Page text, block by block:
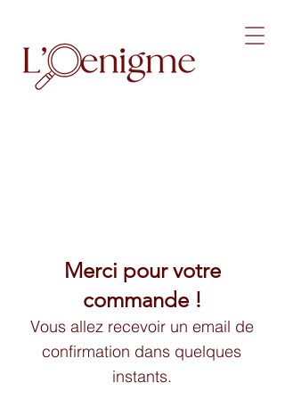
Merci pour votre
commande !
Vous allez recevoir un email de
confirmation dans quelques
instants.